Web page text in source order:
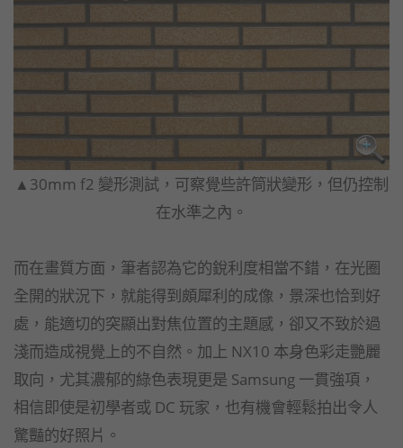
▲30mm f2 變形測試，可察覺些許筒狀變形，但仍控制
在水準之內。
而在畫質方面，筆者認為它的銳利度相當不錯，在光圈
全開的狀況下，就能得到頗犀利的成像，景深也恰到好
處，能適切的突顯出對焦位置的主題感，卻又不致於過
淺而造成視覺上的不自然。加上 NX10 本身色彩走艷麗
取向，尤其濃郁的綠色表現更是 Samsung 一貫強項，
相信即使是初學者或 DC 玩家，也有機會輕鬆拍出令人
驚豔的好照片。